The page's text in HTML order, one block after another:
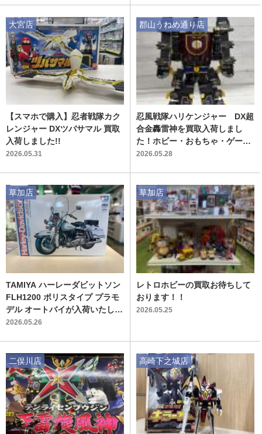
【スマホで購入】忍者戦隊カク
レンジャー DXツバサマル 買取
入荷しました!!
2026.05.31
大宮店
忍風戦隊ハリケンジャー DX超
合金轟雷神を買取入荷しまし
た！ホビー・おもちゃ・ゲー
ム 買取強化中！【郡山うねめ
2026.05.28
郡山うねめ通り店
TAMIYA ハーレーダビットソン
FLH1200 ポリスタイプ プラモ
デル オートバイが入荷いたしま
した！！
2026.05.26
草加店
レトロホビーの買取お待ちして
おります！！
2026.05.25
草加店
二俣川店 高崎下之城店